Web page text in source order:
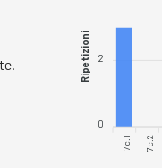
2
0
Ripetizioni
7c.1 7c.2